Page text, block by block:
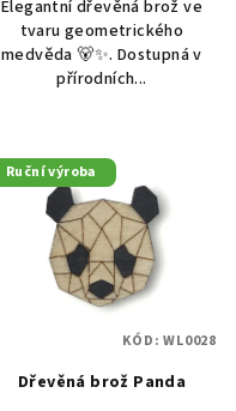
Elegantní dřevěná brož ve
tvaru geometrického
medvěda 🐻✨. Dostupná v
přírodních...
Ruční výroba
Dřevěná brož Panda
KÓD:WL0028